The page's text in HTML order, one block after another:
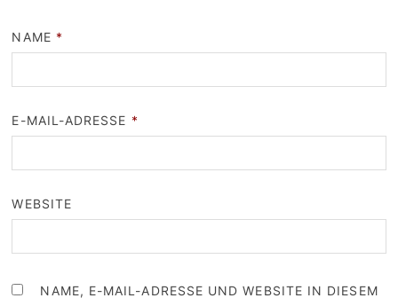
NAME *
E-MAIL-ADRESSE *
WEBSITE
NAME, E-MAIL-ADRESSE UND WEBSITE IN DIESEM